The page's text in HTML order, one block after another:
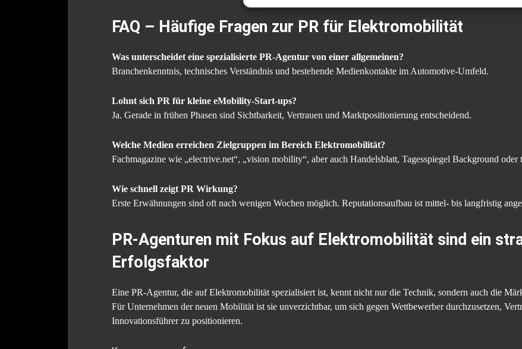
FAQ – Häufige Fragen zur PR für Elektromobilität
Was unterscheidet eine spezialisierte PR-Agentur von einer allgemeinen?
Branchenkenntnis, technisches Verständnis und bestehende Medienkontakte im Automotive-Umfeld.
Lohnt sich PR für kleine eMobility-Start-ups?
Ja. Gerade in frühen Phasen sind Sichtbarkeit, Vertrauen und Marktpositionierung entscheidend.
Welche Medien erreichen Zielgruppen im Bereich Elektromobilität?
Fachmagazine wie „electrive.net“, „vision mobility“, aber auch Handelsblatt, Tagesspiegel Background oder
Wie schnell zeigt PR Wirkung?
Erste Erwähnungen sind oft nach wenigen Wochen möglich. Reputationsaufbau ist mittel- bis langfristig
PR-Agenturen mit Fokus auf Elektromobilität sind ein
Erfolgsfaktor
Eine PR-Agentur, die auf Elektromobilität spezialisiert ist, kennt nicht nur die Technik, sondern auch die
Für Unternehmen der neuen Mobilität ist sie unverzichtbar, um sich gegen Wettbewerber durchzusetzen,
Innovationsführer zu positionieren.